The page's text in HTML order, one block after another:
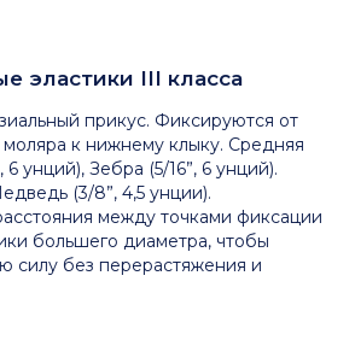
эластики III класса
прикус. Фиксируются от
моляра к нижнему клыку. Средняя
6 унций), Зебра (5/16”, 6 унций).
(3/8”, 4,5 унции).
между точками фиксации
большего диаметра, чтобы
силу без перерастяжения и